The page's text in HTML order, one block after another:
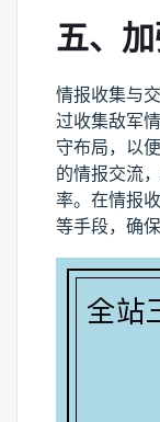
五、
情报收集与
过收集敌军
守布局，以
的情报交流
率。在情报
等手段，确